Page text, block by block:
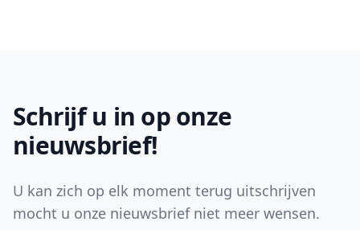
Schrijf u in op onze
nieuwsbrief!
U kan zich op elk moment terug uitschrijven
mocht u onze nieuwsbrief niet meer wensen.